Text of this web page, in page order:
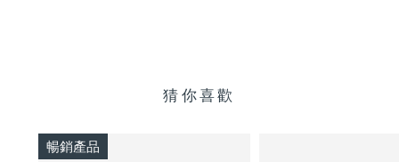
猜你喜歡
暢銷產品